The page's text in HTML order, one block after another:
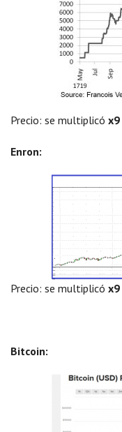
Precio: se multiplicó x9
Enron:
Precio: se multiplicó x9
Bitcoin: